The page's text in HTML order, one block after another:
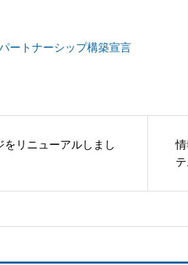
ートナーシップ構築宣言
をリニューアルしまし